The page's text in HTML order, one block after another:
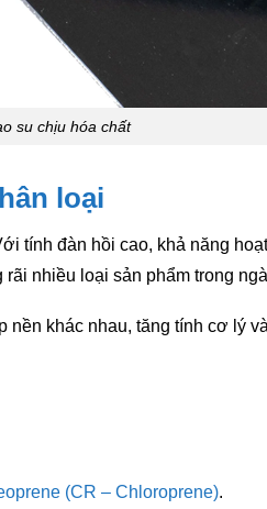
su chịu hóa chất
loại
tính đàn hồi cao, khả năng
nhiều loại sản phẩm trong
khác nhau, tăng tính cơ lý
(CR – Chloroprene).